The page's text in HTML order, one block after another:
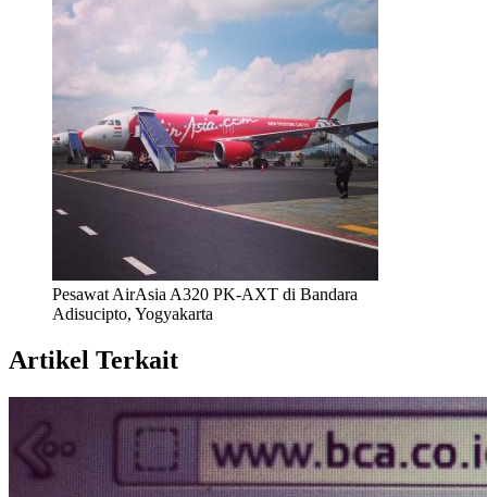
Pesawat AirAsia A320 PK-AXT di Bandara
Adisucipto, Yogyakarta
Artikel Terkait